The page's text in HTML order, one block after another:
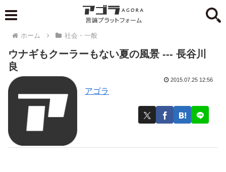
ホーム 社会・一般
ウナギもクーラーもない夏の風景 --- 長谷川
良
アゴラ
2015.07.25 12:56